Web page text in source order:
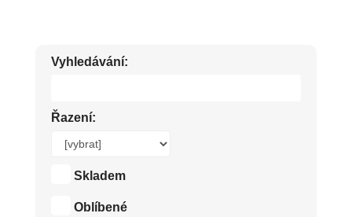
Vyhledávání:
Řazení:
Skladem
Oblíbené